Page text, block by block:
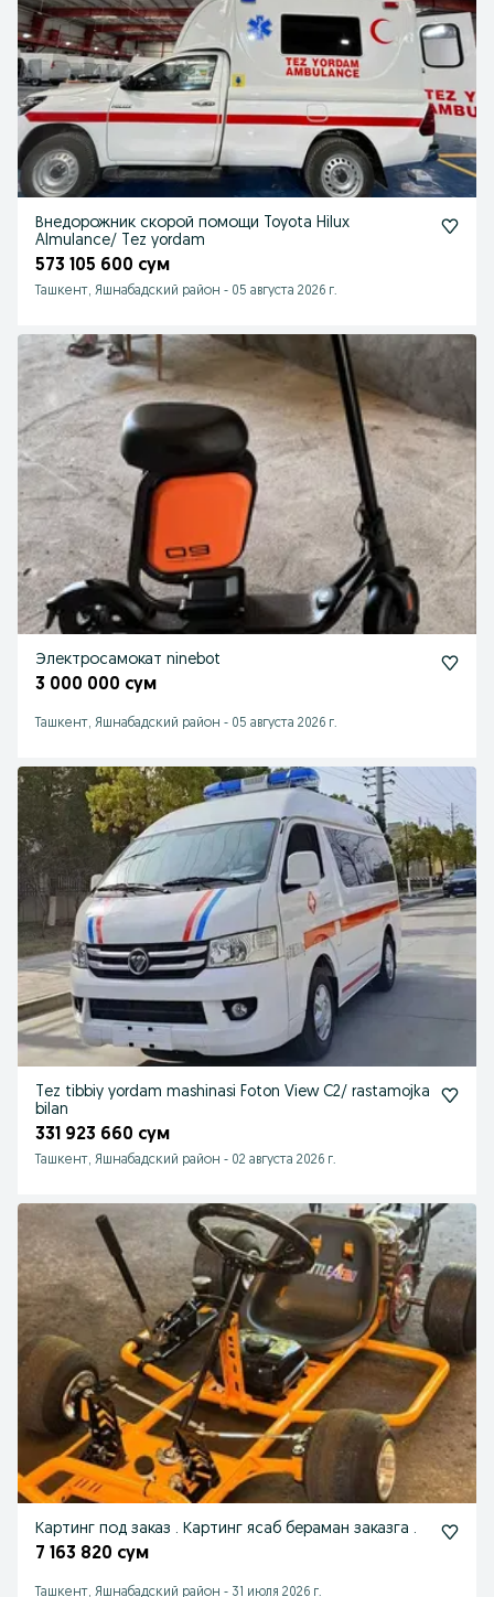
Внедорожник скорой помощи Toyota Hilux
Almulance/ Tez yordam
573 105 600 сум
Ташкент, Яшнабадский район - 05 августа 2026 г.
Электросамокат ninebot
3 000 000 сум
Ташкент, Яшнабадский район - 05 августа 2026 г.
Tez tibbiy yordam mashinasi Foton View C2/ rastamojka
bilan
331 923 660 сум
Ташкент, Яшнабадский район - 02 августа 2026 г.
Картинг под заказ . Картинг ясаб бераман заказга .
7 163 820 сум
Ташкент, Яшнабадский район - 31 июля 2026 г.